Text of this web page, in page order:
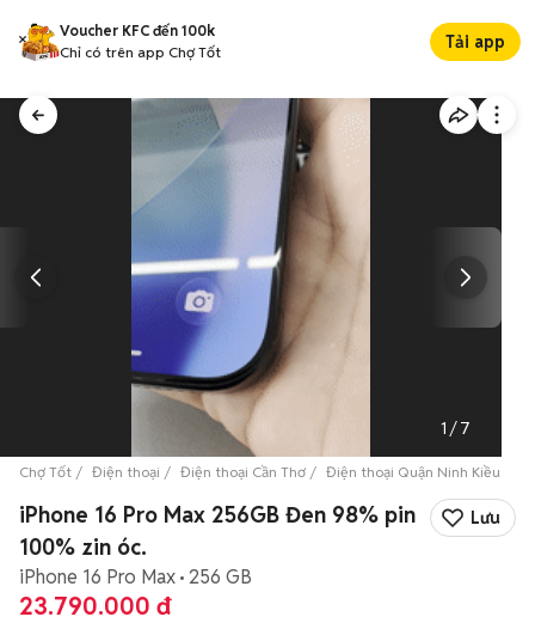
Voucher KFC đến 100k
Chỉ có trên app Chợ Tốt
Tải app
1 /7
Chợ Tốt Điện thoại Điện thoại Cần Thơ Điện thoại Quận Ninh Kiều
iPhone 16 Pro Max 256GB Đen 98% pin
100% zin óc.
Lưu
iPhone 16 Pro Max 256 GB
23.790.000 đ